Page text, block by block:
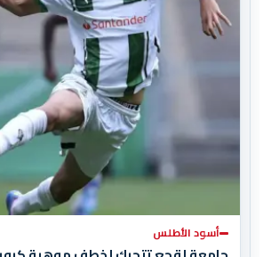
أسود الأطلس